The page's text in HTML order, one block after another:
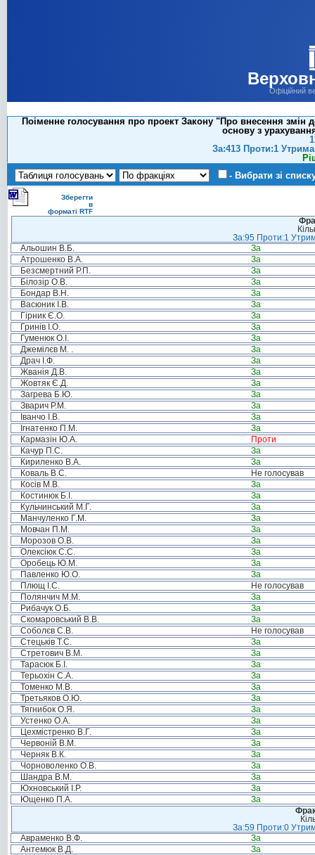
Офіційний
Поіменне голосування про проект Закону "Про внесення змін
основу з
За:413 Проти:1
- Вибрати зі
Зберегти
в
форматі RTF
За:95 Проти:1
Альошин В.Б.
За
Атрошенко В.А.
За
Безсмертний Р.П.
За
Білозір О.В.
За
Бондар В.Н.
За
Васюник І.В.
За
Гірник Є.О.
За
Гринів І.О.
За
Гуменюк О.І.
За
Джемілєв М. .
За
Драч І.Ф.
За
Жванія Д.В.
За
Жовтяк Є.Д.
За
Загрева Б.Ю.
За
Зварич Р.М.
За
Іванчо І.В.
За
Ігнатенко П.М.
За
Кармазін Ю.А.
Проти
Качур П.С.
За
Кириленко В.А.
За
Коваль В.С.
Не голосував
Косів М.В.
За
Костинюк Б.І.
За
Кульчинський М.Г.
За
Манчуленко Г.М.
За
Мовчан П.М.
За
Морозов О.В.
За
Олексіюк С.С.
За
Оробець Ю.М.
За
Павленко Ю.О.
За
Плющ І.С.
Не голосував
Полянчич М.М.
За
Рибачук О.Б.
За
Скомаровський В.В.
За
Соболєв С.В.
Не голосував
Стецьків Т.С.
За
Стретович В.М.
За
Тарасюк Б.І.
За
Терьохін С.А.
За
Томенко М.В.
За
Третьяков О.Ю.
За
Тягнибок О.Я.
За
Устенко О.А.
За
Цехмістренко В.Г.
За
Червоній В.М.
За
Черняк В.К.
За
Чорноволенко О.В.
За
Шандра В.М.
За
Юхновський І.Р.
За
Ющенко П.А.
За
За:59 Проти:0
Авраменко В.Ф.
За
Антемюк В.Д.
За